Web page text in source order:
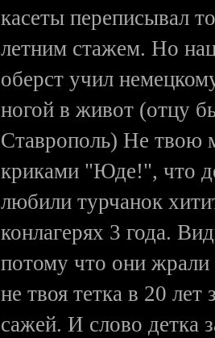
касеты переписывал
летним стажем. Но
оберст учил
ногой в живот (отцу
Ставрополь) Не твою
криками "Юде!", что
любили турчанок
конлагерях 3 года.
потому что они
не твоя тетка в 20
сажей. И слово детка